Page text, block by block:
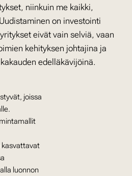
niinkuin me kaikki,
on investointi
eivät vain selviä, vaan
kehityksen johtajina ja
edelläkävijöinä.
joissa
kasvattavat
luonnon